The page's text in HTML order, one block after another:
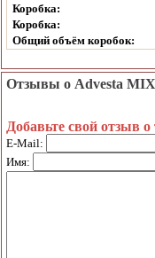
Коробка:
Коробка:
Общий объём коробок:
Отзывы о Advesta MIX
Добавьте свой отзыв
E-Mail:
Имя: